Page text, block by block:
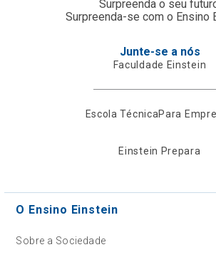
Surpreenda o seu
Surpreenda-se com o Ensino
Junte-se a nós
Faculdade Einstein
Escola TécnicaPara
Einstein Prepara
O Ensino Einstein
Sobre a Sociedade